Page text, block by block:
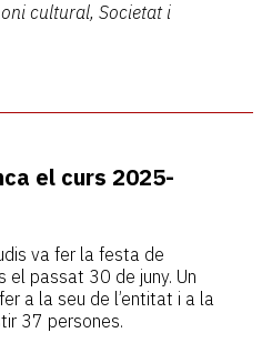
cultural, Societat i
el curs 2025-
va fer la festa de
el passat 30 de juny. Un
a la seu de l’entitat i a la
37 persones.